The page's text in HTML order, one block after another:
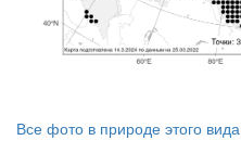
Все фото в природе этого вида